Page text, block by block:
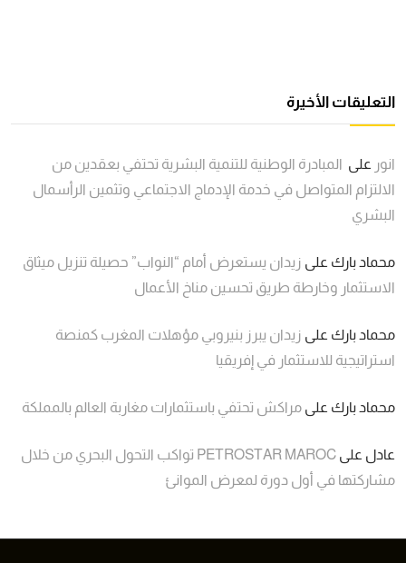
التعليقات الأخيرة
انور على المبادرة الوطنية للتنمية البشرية تحتفي بعقدين من
الالتزام المتواصل في خدمة الإدماج الاجتماعي وتثمين الرأسمال
البشري
محماد بارك على زيدان يستعرض أمام “النواب” حصيلة تنزيل ميثاق
الاستثمار وخارطة طريق تحسين مناخ الأعمال
محماد بارك على زيدان يبرز بنيروبي مؤهلات المغرب كمنصة
استراتيجية للاستثمار في إفريقيا
محماد بارك على مراكش تحتفي باستثمارات مغاربة العالم بالمملكة
عادل على
PETROSTAR MAROC تواكب التحول البحري من خلال
مشاركتها في أول دورة لمعرض الموانئ